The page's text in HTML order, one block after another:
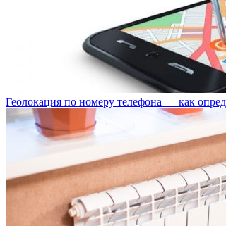
Геолокация по номеру телефона — как